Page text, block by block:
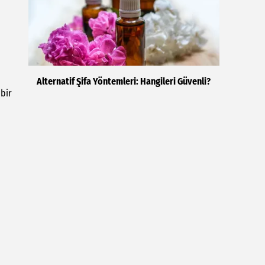
bir
Alternatif Şifa Yöntemleri: Hangileri Güvenli?